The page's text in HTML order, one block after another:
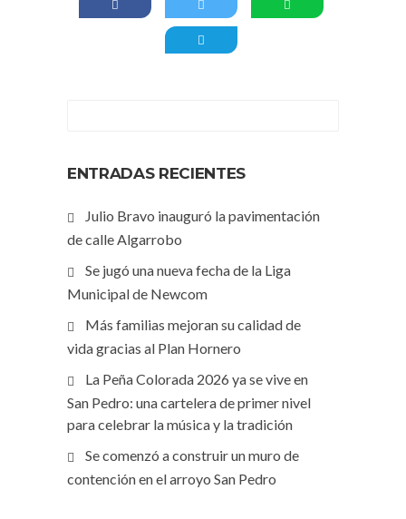
ENTRADAS RECIENTES
Julio Bravo inauguró la pavimentación
de calle Algarrobo
Se jugó una nueva fecha de la Liga
Municipal de Newcom
Más familias mejoran su calidad de
vida gracias al Plan Hornero
La Peña Colorada 2026 ya se vive en
San Pedro: una cartelera de primer nivel
para celebrar la música y la tradición
Se comenzó a construir un muro de
contención en el arroyo San Pedro